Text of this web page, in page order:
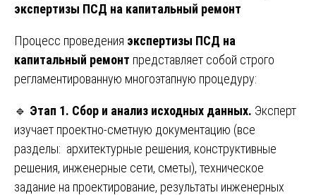
экспертизы ПСД на капитальный ремонт
Процесс проведения экспертизы ПСД на
капитальный ремонт представляет собой строго
регламентированную многоэтапную процедуру:
🔹 Этап 1. Сбор и анализ исходных данных. Эксперт
изучает проектно-сметную документацию (все
разделы: архитектурные решения, конструктивные
решения, инженерные сети, сметы), техническое
задание на проектирование, результаты инженерных